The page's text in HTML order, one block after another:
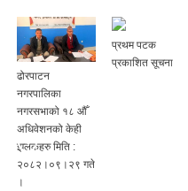
ढोरपाटन
नगरपालिका
नगरसभाको १८ औँ
अधिवेशनको केही
झलकहरु मिति :
२०८२।०९।२९ गते
।
प्रथम पटक
प्रकाशित सूचना